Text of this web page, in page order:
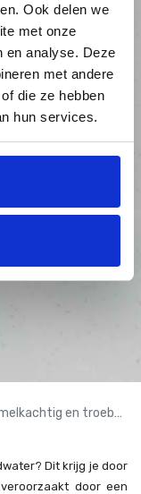
Ook delen we
met onze
en analyse. Deze
met andere
die ze hebben
hun services.
en troebel! - vlokmiddel
Dit krijg je door
door een